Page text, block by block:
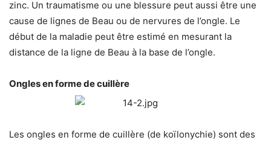
zinc. Un traumatisme ou une blessure peut aussi être une
cause de lignes de Beau ou de nervures de l’ongle. Le
début de la maladie peut être estimé en mesurant la
distance de la ligne de Beau à la base de l’ongle.
Ongles en forme de cuillère
Les ongles en forme de cuillère (de koïlonychie) sont des